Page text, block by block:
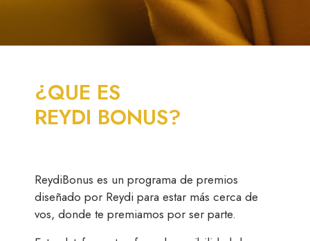
¿QUE ES
REYDI BONUS?
ReydiBonus es un programa de premios
diseñado por Reydi para estar más cerca de
vos, donde te premiamos por ser parte.